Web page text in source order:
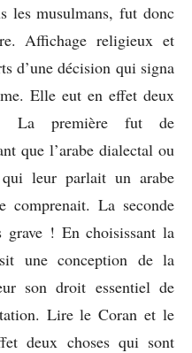
les musulmans, fut donc
Affichage religieux et
d’une décision qui signa
Elle eut en effet deux
La première fut de
que l’arabe dialectal ou
leur parlait un arabe
comprenait. La seconde
grave ! En choisissant la
une conception de la
son droit essentiel de
Lire le Coran et le
deux choses qui sont